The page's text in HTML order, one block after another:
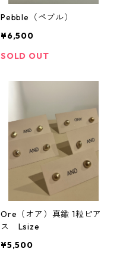
Pebble（ペブル）
¥6,500
SOLD OUT
Ore（オア）真鍮 1粒ピア
ス Lsize
¥5,500